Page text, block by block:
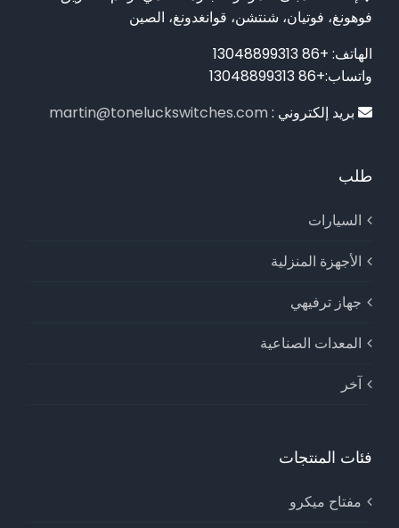
فوهونغ، فوتيان، شنتشن، قوانغدونغ، الصين
الهاتف: +86 13048899313
واتساب:+86 13048899313
بريد إلكتروني : martin@toneluckswitches.com
طلب
السيارات
الأجهزة المنزلية
جهاز ترفيهي
المعدات الصناعية
آخر
فئات المنتجات
مفتاح ميكرو